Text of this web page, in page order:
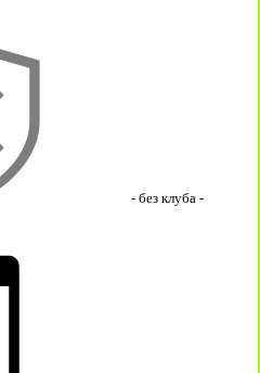
- без клуба -